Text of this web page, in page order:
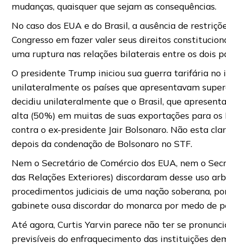
mudanças, quaisquer que sejam as consequências.
No caso dos EUA e do Brasil, a ausência de
Congresso em fazer valer seus direitos
uma ruptura nas relações bilaterais entre os dois
O presidente Trump iniciou sua guerra tarifária
unilateralmente os países que apresentavam
decidiu unilateralmente que o Brasil, que
alta (50%) em muitas de suas exportações para os
contra o ex-presidente Jair Bolsonaro. Não esta
depois da condenação de Bolsonaro no STF.
Nem o Secretário de Comércio dos EUA, nem o
das Relações Exteriores) discordaram desse uso
procedimentos judiciais de uma nação soberana,
gabinete ousa discordar do monarca por medo de
Até agora, Curtis Yarvin parece não ter se
previsíveis do enfraquecimento das instituições